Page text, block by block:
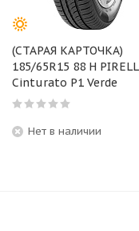
(СТАРАЯ КАРТОЧКА)
185/65R15 88 H
Cinturato P1 Verde
Нет в наличии